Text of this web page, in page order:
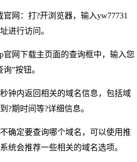
官网：打?开浏览器，输入yw77731
进行访问。
官网下载主页面的查询框中，输入您
”按钮。
钟内返回相关的域名信息，包括域
?期时间等?详细信息。
确定要查询哪个域名，可以使用推
统会推荐一些相关的域名选项。